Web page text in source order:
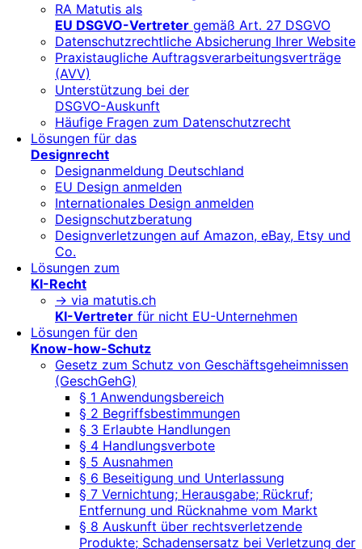
RA Matutis als
EU DSGVO-Vertreter gemäß Art. 27 DSGVO
Datenschutzrechtliche Absicherung Ihrer Website
Praxistaugliche Auftragsverarbeitungsverträge
(AVV)
Unterstützung bei der
DSGVO-Auskunft
Häufige Fragen zum Datenschutzrecht
Lösungen für das
Designrecht
Designanmeldung Deutschland
EU Design anmelden
Internationales Design anmelden
Designschutzberatung
Designverletzungen auf Amazon, eBay, Etsy und
Co.
Lösungen zum
KI-Recht
-> via matutis.ch
KI-Vertreter für nicht EU-Unternehmen
Lösungen für den
Know-how-Schutz
Gesetz zum Schutz von Geschäftsgeheimnissen
(GeschGehG)
§ 1 Anwendungsbereich
§ 2 Begriffsbestimmungen
§ 3 Erlaubte Handlungen
§ 4 Handlungsverbote
§ 5 Ausnahmen
§ 6 Beseitigung und Unterlassung
§ 7 Vernichtung; Herausgabe; Rückruf;
Entfernung und Rücknahme vom Markt
§ 8 Auskunft über rechtsverletzende
Produkte; Schadensersatz bei Verletzung der